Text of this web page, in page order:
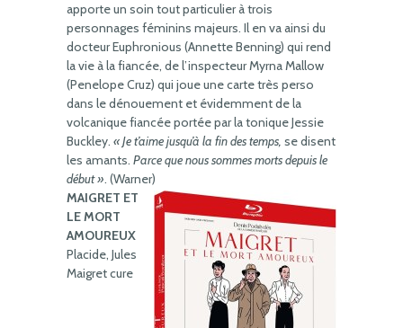
apporte un soin tout particulier à trois
personnages féminins majeurs. Il en va ainsi du
docteur Euphronious (Annette Benning) qui rend
la vie à la fiancée, de l’inspecteur Myrna Mallow
(Penelope Cruz) qui joue une carte très perso
dans le dénouement et évidemment de la
volcanique fiancée portée par la tonique Jessie
Buckley. « Je t’aime jusqu’à la fin des temps, se disent
les amants. Parce que nous sommes morts depuis le
début ». (Warner)
MAIGRET ET
LE MORT
AMOUREUX
Placide, Jules
Maigret cure